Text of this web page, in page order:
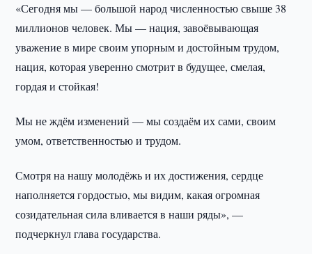
«Сегодня мы — большой народ численностью свыше 38
миллионов человек. Мы — нация, завоёвывающая
уважение в мире своим упорным и достойным трудом,
нация, которая уверенно смотрит в будущее, смелая,
гордая и стойкая!
Мы не ждём изменений — мы создаём их сами, своим
умом, ответственностью и трудом.
Смотря на нашу молодёжь и их достижения, сердце
наполняется гордостью, мы видим, какая огромная
созидательная сила вливается в наши ряды», —
подчеркнул глава государства.